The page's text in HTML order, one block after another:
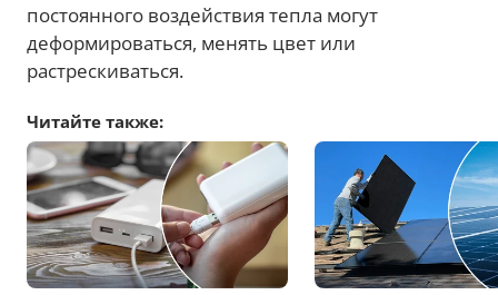
постоянного воздействия тепла могут
деформироваться, менять цвет или
растрескиваться.
Читайте также: